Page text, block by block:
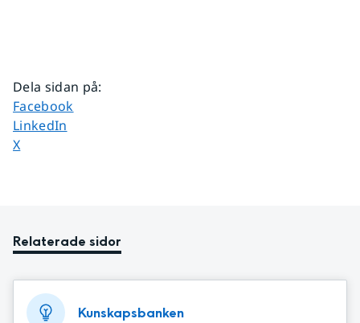
Dela sidan på:
Dela sidan på
Facebook
Dela sidan på
LinkedIn
Dela sidan på
X
Relaterade sidor
Kunskapsbanken